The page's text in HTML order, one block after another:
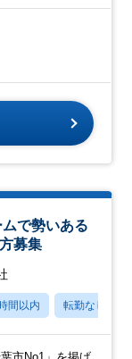
ムで勢いある
募集
間以内 転勤なし